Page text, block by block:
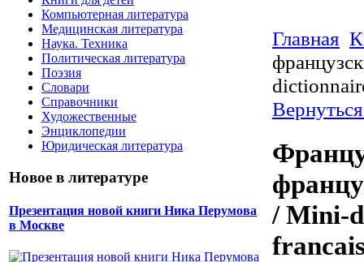
Компьютерная литература
Медицинская литература
Наука. Техника
Политическая литература
Поэзия
Словари
Справочники
Художественные
Энциклопедии
Юридическая литература
Новое в литературе
Презентация новой книги Ника Перумова
в Москве
Главная
/ Mini-